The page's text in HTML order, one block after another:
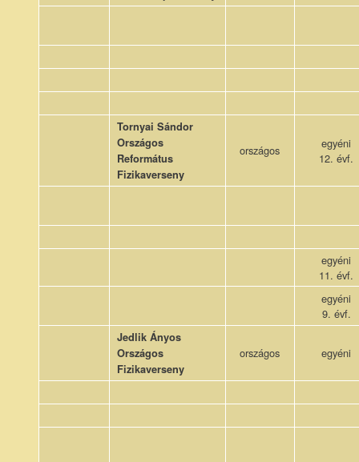
Tornyai Sándor
Országos
Református
Fizikaverseny
országos
egyéni
12. évf.
egyéni
11. évf.
egyéni
9. évf.
Jedlik Ányos
Országos
Fizikaverseny
országos egyéni